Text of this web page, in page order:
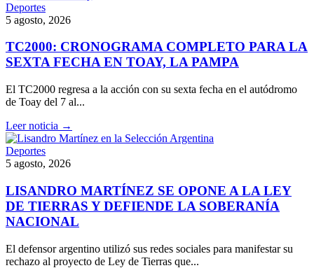
Deportes
5 agosto, 2026
TC2000: CRONOGRAMA COMPLETO PARA LA
SEXTA FECHA EN TOAY, LA PAMPA
El TC2000 regresa a la acción con su sexta fecha en el autódromo
de Toay del 7 al...
Leer noticia →
Deportes
5 agosto, 2026
LISANDRO MARTÍNEZ SE OPONE A LA LEY
DE TIERRAS Y DEFIENDE LA SOBERANÍA
NACIONAL
El defensor argentino utilizó sus redes sociales para manifestar su
rechazo al proyecto de Ley de Tierras que...